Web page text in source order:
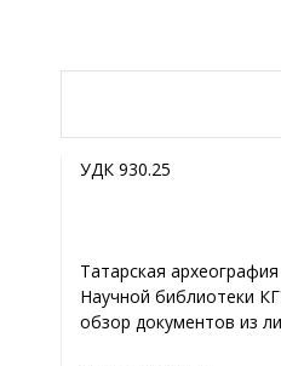
УДК 930.25
Татарская
Научной библиотеки
обзор документов из